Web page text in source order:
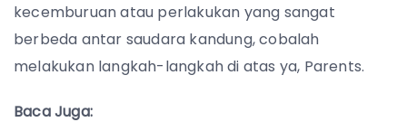
kecemburuan atau perlakukan yang sangat
berbeda antar saudara kandung, cobalah
melakukan langkah-langkah di atas ya, Parents.
Baca Juga: